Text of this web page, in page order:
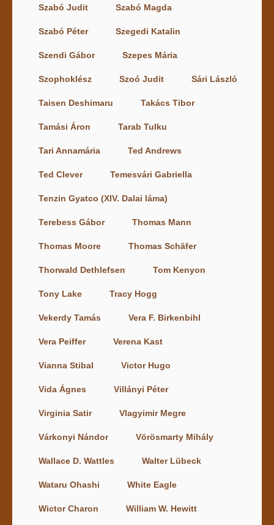
Szabó Judit Szabó Magda
Szabó Péter Szegedi Katalin
Szendi Gábor Szepes Mária
Szophoklész Szoó Judit Sári László
Taisen Deshimaru Takács Tibor
Tamási Áron Tarab Tulku
Tari Annamária Ted Andrews
Ted Clever Temesvári Gabriella
Tenzin Gyatco (XIV. Dalai láma)
Terebess Gábor Thomas Mann
Thomas Moore Thomas Schäfer
Thorwald Dethlefsen Tom Kenyon
Tony Lake Tracy Hogg
Vekerdy Tamás Vera F. Birkenbihl
Vera Peiffer Verena Kast
Vianna Stibal Victor Hugo
Vida Ágnes Villányi Péter
Virginia Satir Vlagyimir Megre
Várkonyi Nándor Vörösmarty Mihály
Wallace D. Wattles Walter Lübeck
Wataru Ohashi White Eagle
Wictor Charon William W. Hewitt